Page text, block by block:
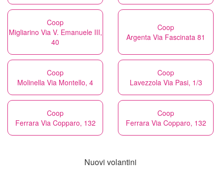
Coop
Migliarino Via V. Emanuele III,
40
Coop
Argenta Via Fascinata 81
Coop
Molinella Via Montello, 4
Coop
Lavezzola Via Pasi, 1/3
Coop
Ferrara Via Copparo, 132
Coop
Ferrara Via Copparo, 132
Nuovi volantini